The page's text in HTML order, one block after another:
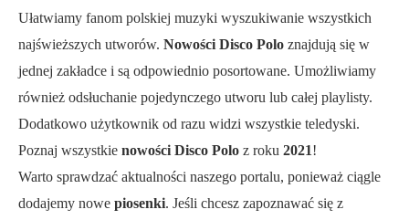
Ułatwiamy fanom polskiej muzyki wyszukiwanie wszystkich
najświeższych utworów. Nowości Disco Polo znajdują się w
jednej zakładce i są odpowiednio posortowane. Umożliwiamy
również odsłuchanie pojedynczego utworu lub całej playlisty.
Dodatkowo użytkownik od razu widzi wszystkie teledyski.
Poznaj wszystkie nowości Disco Polo z roku 2021!
Warto sprawdzać aktualności naszego portalu, ponieważ ciągle
dodajemy nowe piosenki. Jeśli chcesz zapoznawać się z